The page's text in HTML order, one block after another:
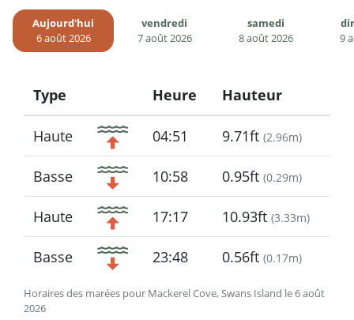
Aujourd'hui
6 août 2026
vendredi
7 août 2026
samedi
8 août 2026
9
Horaires des marées pour Mackerel Cove, Swans Island le 6 août
2026
Type
Icon
Heure Hauteur
Haute 04:51 9.71ft (2.96m)
Basse 10:58 0.95ft (0.29m)
Haute 17:17 10.93ft (3.33m)
Basse 23:48 0.56ft (0.17m)